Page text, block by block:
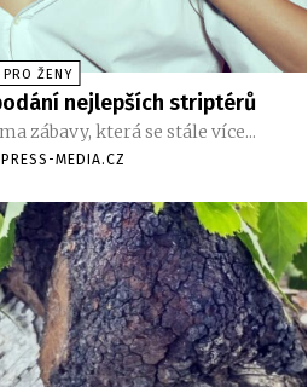
PRO ŽENY
nejlepších striptérů
zábavy, která se stále více...
MEDIA.CZ